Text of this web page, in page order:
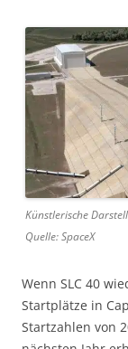
Künstlerische
Quelle: SpaceX
Wenn SLC 40
Startplätze in
Startzahlen von